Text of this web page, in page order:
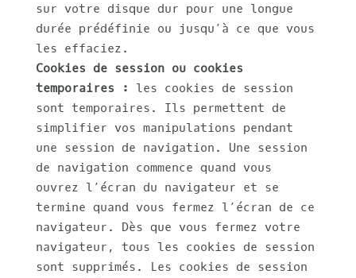
sur votre disque dur pour une longue
durée prédéfinie ou jusqu’à ce que vous
les effaciez.
Cookies de session ou cookies
temporaires : les cookies de session
sont temporaires. Ils permettent de
simplifier vos manipulations pendant
une session de navigation. Une session
de navigation commence quand vous
ouvrez l’écran du navigateur et se
termine quand vous fermez l’écran de ce
navigateur. Dès que vous fermez votre
navigateur, tous les cookies de session
sont supprimés. Les cookies de session